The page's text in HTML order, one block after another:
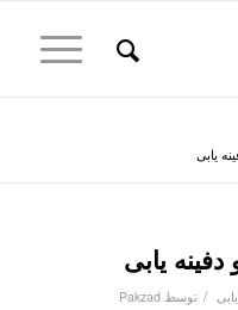
یابی
یابی
/ توسط Pakzad